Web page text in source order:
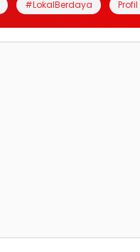
#LokalBerdaya